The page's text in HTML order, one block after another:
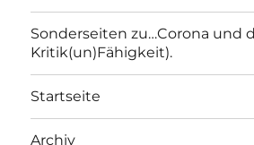
Sonderseiten zu…Corona und
Kritik(un)Fähigkeit).
Startseite
Archiv